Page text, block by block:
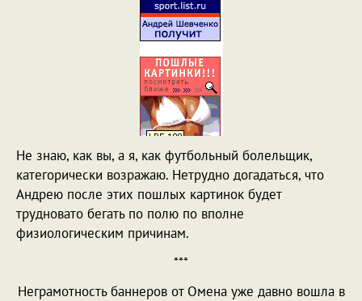
Не знаю, как вы, а я, как футбольный болельщик,
категорически возражаю. Нетрудно догадаться, что
Андрею после этих пошлых картинок будет
трудновато бегать по полю по вполне
физиологическим причинам.
***
Неграмотность баннеров от Омена уже давно вошла в